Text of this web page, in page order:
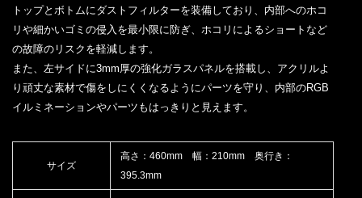
トップとボトムにダストフィルターを装備しており、内部へのホコ
リや細かいゴミの侵入を最小限に防ぎ、ホコリによるショートなど
の故障のリスクを軽減します。
また、左サイドに3mm厚の強化ガラスパネルを搭載し、アクリルよ
り頑丈な素材で傷をしにくくなるようにパーツを守り、内部のRGB
イルミネーションやパーツもはっきりと見えます。
サイズ
高さ：460mm 幅：210mm 奥行き：
395.3mm